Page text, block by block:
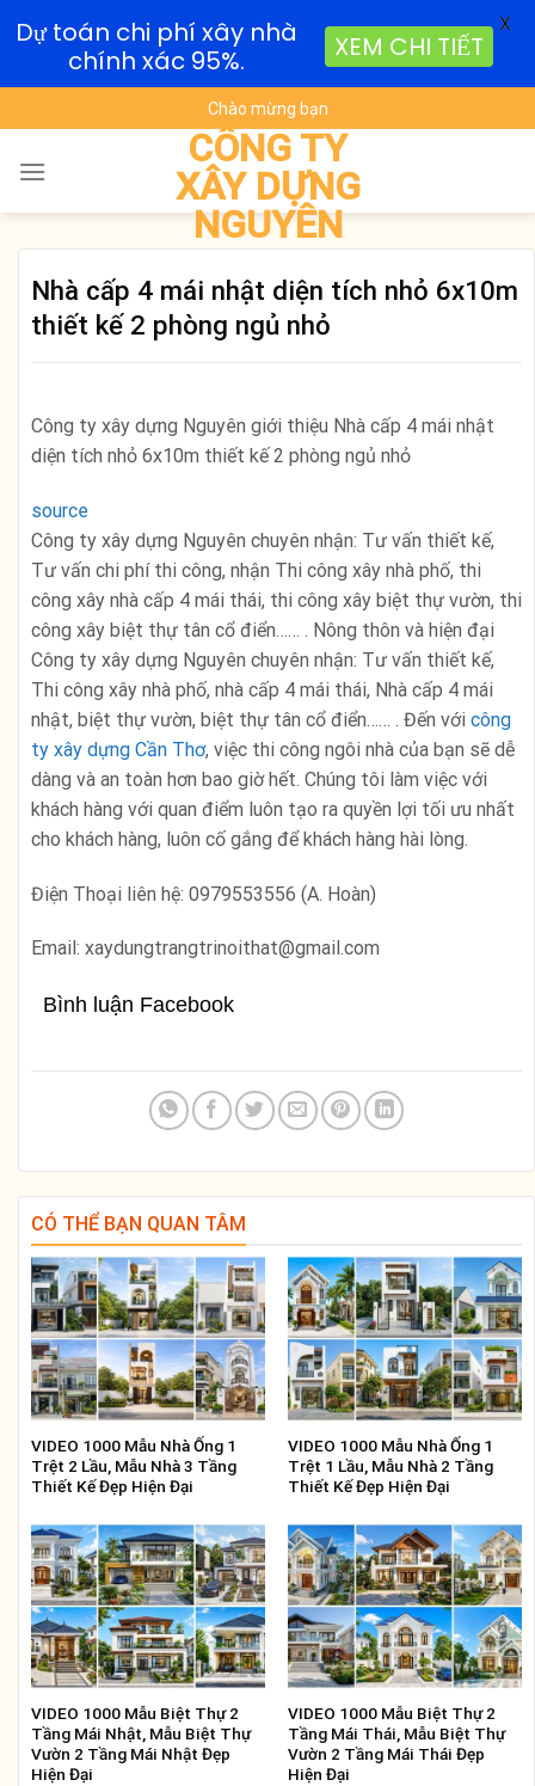
to
content
Chào mừng bạn
CÔNG TY
XÂY DỰNG
NGUYÊN
Nhà cấp 4 mái nhật diện tích nhỏ 6x10m
thiết kế 2 phòng ngủ nhỏ
Công ty xây dựng Nguyên giới thiệu Nhà cấp 4 mái nhật
diện tích nhỏ 6x10m thiết kế 2 phòng ngủ nhỏ
source
Công ty xây dựng Nguyên chuyên nhận: Tư vấn thiết kế,
Tư vấn chi phí thi công, nhận Thi công xây nhà phố, thi
công xây nhà cấp 4 mái thái, thi công xây biệt thự vườn, thi
công xây biệt thự tân cổ điển…… . Nông thôn và hiện đại
Công ty xây dựng Nguyên chuyên nhận: Tư vấn thiết kế,
Thi công xây nhà phố, nhà cấp 4 mái thái, Nhà cấp 4 mái
nhật, biệt thự vườn, biệt thự tân cổ điển…… . Đến với công
ty xây dựng Cần Thơ, việc thi công ngôi nhà của bạn sẽ dễ
dàng và an toàn hơn bao giờ hết. Chúng tôi làm việc với
khách hàng với quan điểm luôn tạo ra quyền lợi tối ưu nhất
cho khách hàng, luôn cố gắng để khách hàng hài lòng.
Điện Thoại liên hệ: 0979553556 (A. Hoàn)
Email: xaydungtrangtrinoithat@gmail.com
Bình luận Facebook
CÓ THỂ BẠN QUAN TÂM
VIDEO 1000 Mẫu Nhà Ống 1
Trệt 2 Lầu, Mẫu Nhà 3 Tầng
Thiết Kế Đẹp Hiện Đại
VIDEO 1000 Mẫu Nhà Ống 1
Trệt 1 Lầu, Mẫu Nhà 2 Tầng
Thiết Kế Đẹp Hiện Đại
VIDEO 1000 Mẫu Biệt Thự 2
Tầng Mái Nhật, Mẫu Biệt Thự
Vườn 2 Tầng Mái Nhật Đẹp
Hiện Đại
VIDEO 1000 Mẫu Biệt Thự 2
Tầng Mái Thái, Mẫu Biệt Thự
Vườn 2 Tầng Mái Thái Đẹp
Hiện Đại
Dự toán chi phí xây nhà
chính xác 95%.
XEM CHI TIẾT
X